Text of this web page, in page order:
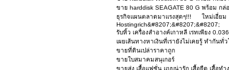
ขาย harddisk SEAGATE 80 G พร้อม กล่
ธุรกิจแผนตลาดมาแรงสุดๆ!!! ใ
Hostingrich&#8207;&#8207;&#8207;
รับหิ้ว เครื่องสำอางค์เกาหลี เรทเพียง
เผยเส้นทางหาเงินที่เรายังไม่เคยรู้ ทำกัน
ขายที่ดินเปล่าราคาถูก
ขายใบสมาคมสนุเกอร์
ขายส่ง เสื้อแฟชั่น แบบน่ารัก เสื้อยืด เสื้อท